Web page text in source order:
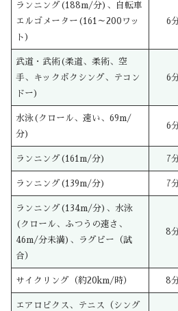
ランニング(188m/分)、自転車
エルゴメーター(161～200ワッ
ト)
6
武道・武術(柔道、柔術、空
手、キックボクシング、テコン
ドー)
6
水泳(クロール、速い、69m/
分)
6
ランニング(161m/分) 7
ランニング(139m/分) 7
ランニング(134m/分)、水泳
(クロール、ふつうの速さ、
46m/分未満)、ラグビー（試
合）
8
サイクリング（約20km/時） 8
エアロビクス、テニス（シング